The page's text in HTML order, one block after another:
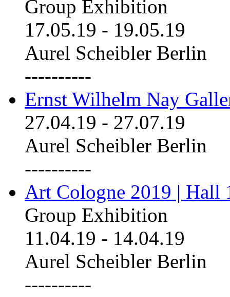
Group Exhibition
17.05.19 - 19.05.19
Aurel Scheibler Berlin
----------
Ernst Wilhelm Nay
27.04.19 - 27.07.19
Aurel Scheibler Berlin
----------
Art Cologne 2019 | Hall
Group Exhibition
11.04.19 - 14.04.19
Aurel Scheibler Berlin
----------